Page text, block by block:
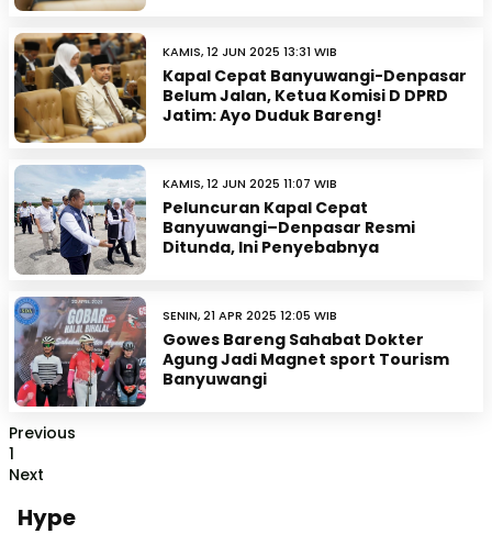
KAMIS, 12 JUN 2025 13:31 WIB
Kapal Cepat Banyuwangi-Denpasar
Belum Jalan, Ketua Komisi D DPRD
Jatim: Ayo Duduk Bareng!
KAMIS, 12 JUN 2025 11:07 WIB
Peluncuran Kapal Cepat
Banyuwangi–Denpasar Resmi
Ditunda, Ini Penyebabnya
SENIN, 21 APR 2025 12:05 WIB
Gowes Bareng Sahabat Dokter
Agung Jadi Magnet sport Tourism
Banyuwangi
Previous
1
Next
Hype